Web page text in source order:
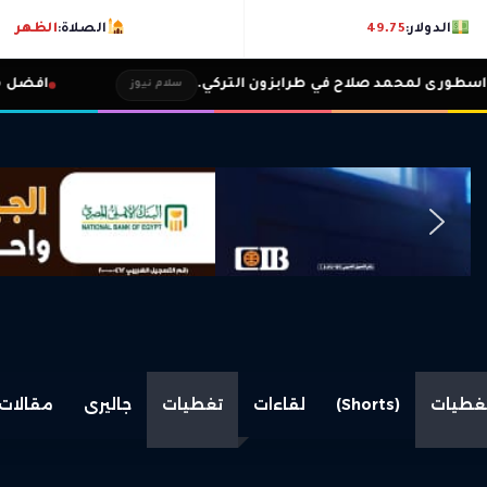
الدولار:49.75 الصلاة:الظهر
في طرابزون التركي. سلام نيوز افضل مغنٍي أفريقي..
(Shorts) لقاءات تغطيات جاليرى مقالات